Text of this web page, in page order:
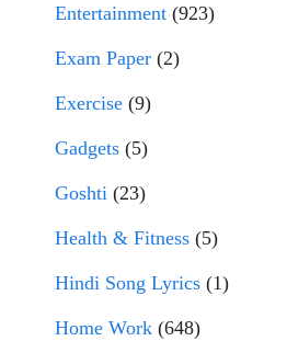
Entertainment (923)
Exam Paper (2)
Exercise (9)
Gadgets (5)
Goshti (23)
Health & Fitness (5)
Hindi Song Lyrics (1)
Home Work (648)